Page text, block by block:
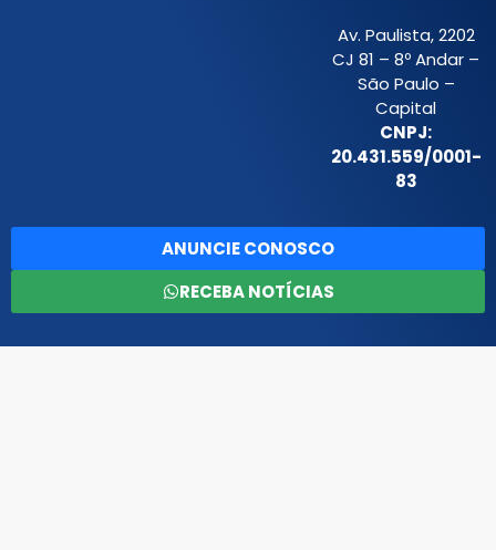
Av. Paulista, 2202
CJ 81 – 8º Andar –
São Paulo –
Capital
CNPJ:
20.431.559/0001-
83
ANUNCIE CONOSCO
RECEBA NOTÍCIAS